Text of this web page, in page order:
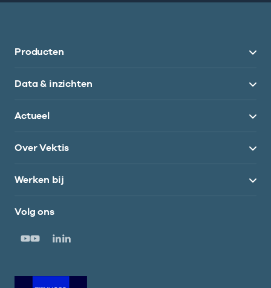
Producten
Data & inzichten
Actueel
Over Vektis
Werken bij
Volg ons